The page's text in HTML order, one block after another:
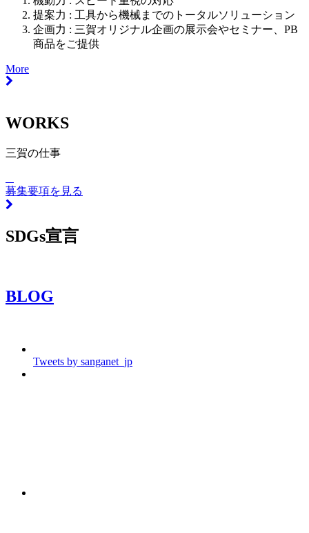
提案力 : 工具から機械までのトータルソリューション
企画力 : 三賀オリジナル企画の展示会やセミナー、PB
商品をご提供
More
WORKS
三賀の仕事
募集要項を見る
SDGs宣言
BLOG
Tweets by sanganet_jp